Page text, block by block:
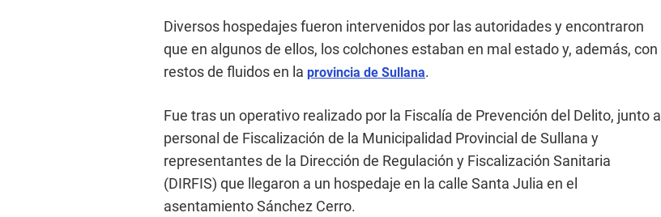
Diversos hospedajes fueron intervenidos por las autoridades y encontraron
que en algunos de ellos, los colchones estaban en mal estado y, además, con
restos de fluidos en la provincia de Sullana.
Fue tras un operativo realizado por la Fiscalía de Prevención del Delito, junto a
personal de Fiscalización de la Municipalidad Provincial de Sullana y
representantes de la Dirección de Regulación y Fiscalización Sanitaria
(DIRFIS) que llegaron a un hospedaje en la calle Santa Julia en el
asentamiento Sánchez Cerro.